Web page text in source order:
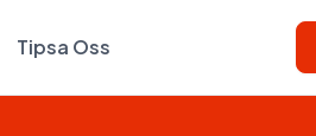
Tipsa Oss